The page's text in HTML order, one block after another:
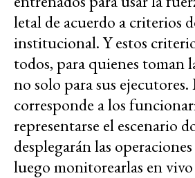
letal de acuerdo a criterios
institucional. Y estos
todos, para quienes toman
no solo para sus ejecutores.
corresponde a los
representarse el escenario
desplegarán las
luego monitorearlas en